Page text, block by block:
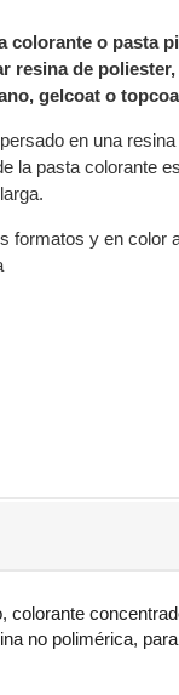
colorante o pasta
resina de
gelcoat o
en una
la pasta colorante
formatos y en color
colorante
no polimérica,